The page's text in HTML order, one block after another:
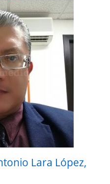
Lara López,